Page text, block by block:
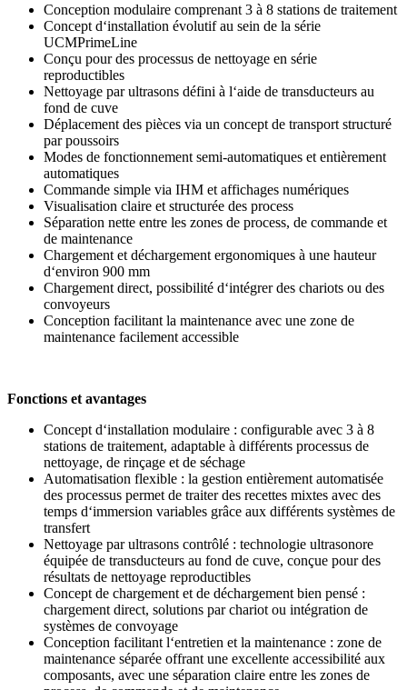
Conception modulaire comprenant 3 à 8 stations de traitement
Concept d‘installation évolutif au sein de la série
UCMPrimeLine
Conçu pour des processus de nettoyage en série
reproductibles
Nettoyage par ultrasons défini à l‘aide de transducteurs au
fond de cuve
Déplacement des pièces via un concept de transport structuré
par poussoirs
Modes de fonctionnement semi‑automatiques et entièrement
automatiques
Commande simple via IHM et affichages numériques
Visualisation claire et structurée des process
Séparation nette entre les zones de process, de commande et
de maintenance
Chargement et déchargement ergonomiques à une hauteur
d‘environ 900 mm
Chargement direct, possibilité d‘intégrer des chariots ou des
convoyeurs
Conception facilitant la maintenance avec une zone de
maintenance facilement accessible
Fonctions et avantages
Concept d‘installation modulaire : configurable avec 3 à 8
stations de traitement, adaptable à différents processus de
nettoyage, de rinçage et de séchage
Automatisation flexible : la gestion entièrement automatisée
des processus permet de traiter des recettes mixtes avec des
temps d‘immersion variables grâce aux différents systèmes de
transfert
Nettoyage par ultrasons contrôlé : technologie ultrasonore
équipée de transducteurs au fond de cuve, conçue pour des
résultats de nettoyage reproductibles
Concept de chargement et de déchargement bien pensé :
chargement direct, solutions par chariot ou intégration de
systèmes de convoyage
Conception facilitant l‘entretien et la maintenance : zone de
maintenance séparée offrant une excellente accessibilité aux
composants, avec une séparation claire entre les zones de